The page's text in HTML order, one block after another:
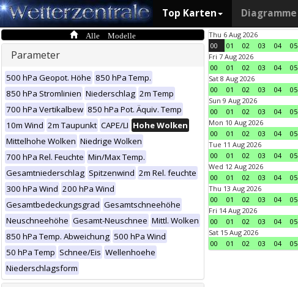
Top Karten Diagramme
Alle Modelle
Parameter
500 hPa Geopot. Höhe 850 hPa Temp.
850 hPa Stromlinien Niederschlag 2m Temp
700 hPa Vertikalbew 850 hPa Pot. Äquiv. Temp
10m Wind 2m Taupunkt CAPE/LI Hohe Wolken
Mittelhohe Wolken Niedrige Wolken
700 hPa Rel. Feuchte Min/Max Temp.
Gesamtniederschlag Spitzenwind 2m Rel. feuchte
300 hPa Wind 200 hPa Wind
Gesamtbedeckungsgrad Gesamtschneehöhe
Neuschneehöhe Gesamt-Neuschnee Mittl. Wolken
850 hPa Temp. Abweichung 500 hPa Wind
50 hPa Temp Schnee/Eis Wellenhoehe
Niederschlagsform
Thu 6 Aug 2026
00
01 02 03 04 05
Fri 7 Aug 2026
00
01 02 03 04 05
Sat 8 Aug 2026
00
01 02 03 04 05
Sun 9 Aug 2026
00
01 02 03 04 05
Mon 10 Aug 2026
00
01 02 03 04 05
Tue 11 Aug 2026
00
01 02 03 04 05
Wed 12 Aug 2026
00
01 02 03 04 05
Thu 13 Aug 2026
00
01 02 03 04 05
Fri 14 Aug 2026
00
01 02 03 04 05
Sat 15 Aug 2026
00
01 02 03 04 05